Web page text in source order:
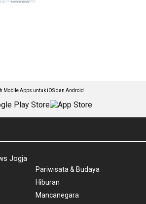
Mobile Apps untuk iOS dan Android
Jogja
Pariwisata & Budaya
Hiburan
Mancanegara